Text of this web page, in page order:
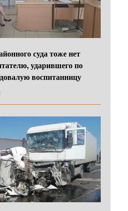
суда тоже нет
ударившего по
воспитанницу